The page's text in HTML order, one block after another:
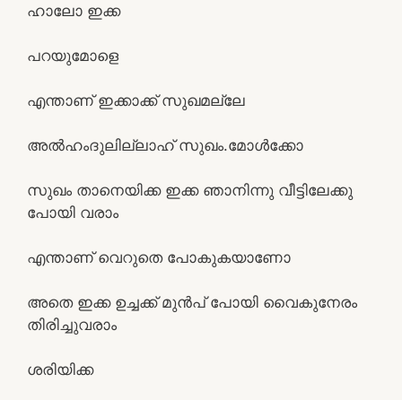
ഹാലോ ഇക്ക
പറയുമോളെ
എന്താണ് ഇക്കാക്ക് സുഖമല്ലേ
അൽഹംദുലില്ലാഹ് സുഖം.മോൾക്കോ
സുഖം താനെയിക്ക ഇക്ക ഞാനിന്നു വീട്ടിലേക്കു
പോയി വരാം
എന്താണ് വെറുതെ പോകുകയാണോ
അതെ ഇക്ക ഉച്ചക്ക് മുൻപ് പോയി വൈകുനേരം
തിരിച്ചുവരാം
ശരിയിക്ക